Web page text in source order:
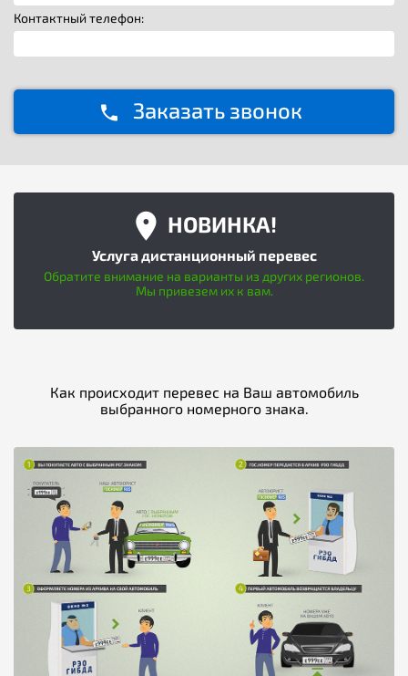
Контактный телефон:
Заказать звонок
НОВИНКА!
Услуга дистанционный перевес
Обратите внимание на варианты из других регионов.
Мы привезем их к вам.
Как происходит перевес на Ваш автомобиль
выбранного номерного знака.